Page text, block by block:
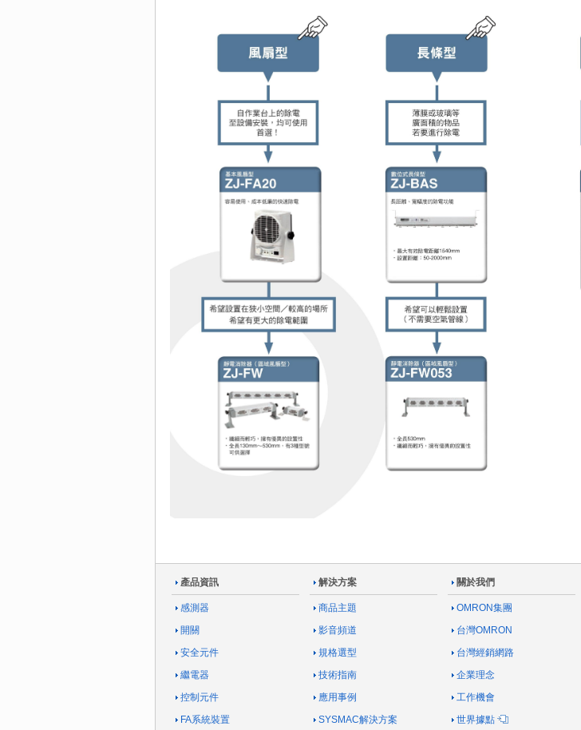
產品資訊
感測器
開關
安全元件
繼電器
控制元件
FA系統裝置
解決方案
商品主題
影音頻道
規格選型
技術指南
應用事例
SYSMAC解決方案
關於我們
OMRON集團
台灣OMRON
台灣經銷網路
企業理念
工作機會
世界據點